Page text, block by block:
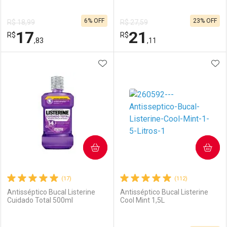
R$ 18,99
R$17,83
6% OFF
Laboratório
Por Menos
R$ 27,59
R$21 ,11
23% OFF
Laboratório
Por Menos
(17)
Antisséptico Bucal Listerine
Cuidado Total 500ml
ADICIONAR AOS FAVORITOS
COMPRAR
(112)
Antisséptico Bucal Listerine
Cool Mint 1,5L
COMPRAR